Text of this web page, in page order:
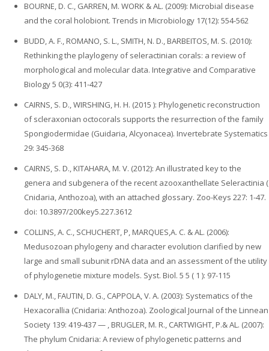
BOURNE, D. C., GARREN, M. WORK & AL. (2009): Microbial disease
and the coral holobiont. Trends in Microbiology 17(12): 554-562
BUDD, A. F., ROMANO, S. L., SMITH, N. D., BARBEITOS, M. S. (2010):
Rethinking the playlogeny of seleractinian corals: a review of
morphological and molecular data. Integrative and Comparative
Biology 5 0(3): 411-427
CAIRNS, S. D., WIRSHING, H. H. (2015 ): Phylogenetic reconstruction
of scleraxonian octocorals supports the resurrection of the family
Spongiodermidae (Guidaria, Alcyonacea). Invertebrate Systematics
29: 345-368
CAIRNS, S. D., KITAHARA, M. V. (2012): An illustrated key to the
genera and subgenera of the recent azooxanthellate Seleractinia (
Cnidaria, Anthozoa), with an attached glossary. Zoo-Keys 227: 1-47.
doi: 10.3897/200key5.227.3612
COLLINS, A. C., SCHUCHERT, P, MARQUES,A. C. & AL. (2006):
Medusozoan phylogeny and character evolution clarified by new
large and small subunit rDNA data and an assessment of the utility
of phylogenetie mixture models. Syst. Biol. 5 5 ( 1 ): 97-115
DALY, M., FAUTIN, D. G., CAPPOLA, V. A. (2003): Systematics of the
Hexacorallia (Cnidaria: Anthozoa). Zoological Journal of the Linnean
Society 139: 419-437 — , BRUGLER, M. R., CARTWIGHT, P.& AL. (2007):
The phylum Cnidaria: A review of phylogenetic patterns and